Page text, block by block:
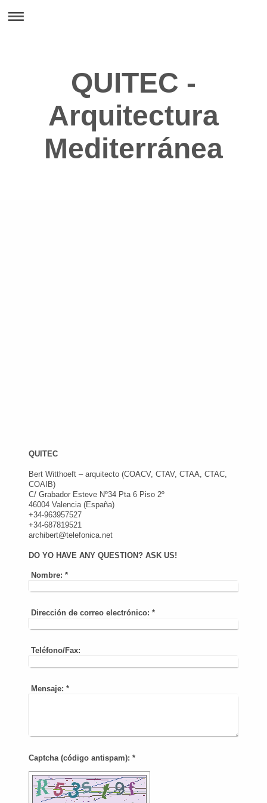
QUITEC -
Arquitectura
Mediterránea
QUITEC
Bert Witthoeft – arquitecto (COACV, CTAV, CTAA, CTAC,
COAIB)
C/ Grabador Esteve Nº34 Pta 6 Piso 2º
46004 Valencia (España)
+34-963957527
+34-687819521
archibert@telefonica.net
DO YO HAVE ANY QUESTION? ASK US!
Nombre: *
Dirección de correo electrónico: *
Teléfono/Fax:
Mensaje: *
Captcha (código antispam): *